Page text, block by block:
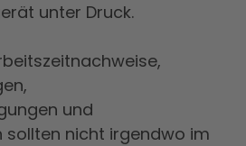
unter Druck.
und
sollten nicht irgendwo im